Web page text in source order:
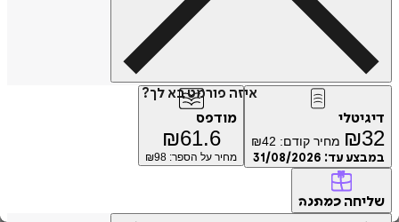
איזה פורמט בא לך?
דיגיטלי
₪32 מחיר קודם: ₪42
במבצע עד: 31/08/2026
מודפס
₪61.6
מחיר על הספר: ₪ 98
שליחה כמתנה